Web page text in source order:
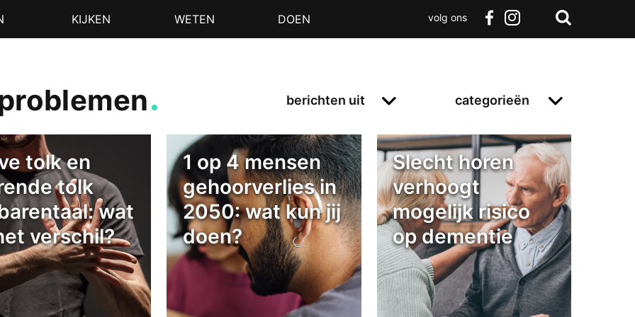
KIJKEN WETEN DOEN
volg ons
berichten uit categorieën
tolk en
tolk
wat
verschil?
1 op 4 mensen
gehoorverlies in
2050: wat kun jij
doen?
Slecht horen
verhoogt
mogelijk risico
op dementie
Zoeken
Terug